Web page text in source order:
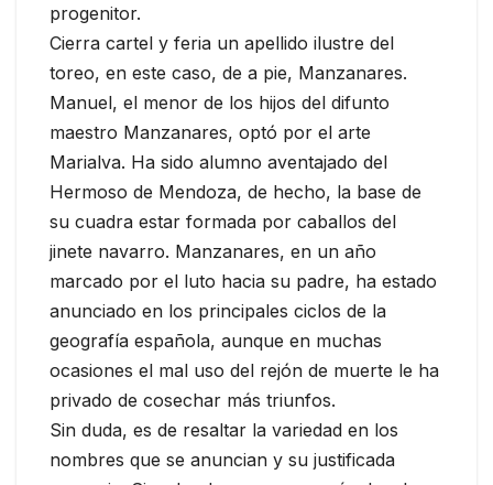
progenitor.
Cierra cartel y feria un apellido ilustre del
toreo, en este caso, de a pie, Manzanares.
Manuel, el menor de los hijos del difunto
maestro Manzanares, optó por el arte
Marialva. Ha sido alumno aventajado del
Hermoso de Mendoza, de hecho, la base de
su cuadra estar formada por caballos del
jinete navarro. Manzanares, en un año
marcado por el luto hacia su padre, ha estado
anunciado en los principales ciclos de la
geografía española, aunque en muchas
ocasiones el mal uso del rejón de muerte le ha
privado de cosechar más triunfos.
Sin duda, es de resaltar la variedad en los
nombres que se anuncian y su justificada